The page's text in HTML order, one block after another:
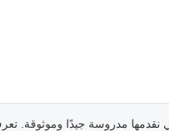
نقدمها مدروسة جيدًا وموثوقة.